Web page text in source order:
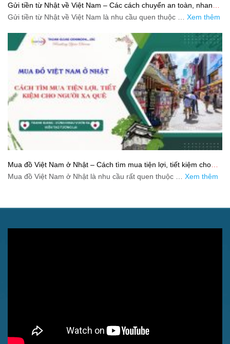
Gửi tiền từ Nhật về Việt Nam – Các cách chuyển an toàn, nhanh
và tiết kiệm
Gửi tiền từ Nhật về Việt Nam là nhu cầu quen thuộc … Xem thêm
Mua đồ Việt Nam ở Nhật – Cách tìm mua tiện lợi, tiết kiệm cho
người xa quê
Mua đồ Việt Nam ở Nhật là nhu cầu rất quen thuộc … Xem thêm